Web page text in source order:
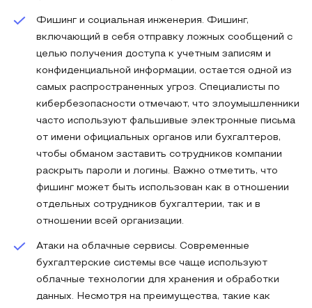
Фишинг и социальная инженерия. Фишинг,
включающий в себя отправку ложных сообщений с
целью получения доступа к учетным записям и
конфиденциальной информации, остается одной из
самых распространенных угроз. Специалисты по
кибербезопасности отмечают, что злоумышленники
часто используют фальшивые электронные письма
от имени официальных органов или бухгалтеров,
чтобы обманом заставить сотрудников компании
раскрыть пароли и логины. Важно отметить, что
фишинг может быть использован как в отношении
отдельных сотрудников бухгалтерии, так и в
отношении всей организации.
Атаки на облачные сервисы. Современные
бухгалтерские системы все чаще используют
облачные технологии для хранения и обработки
данных. Несмотря на преимущества, такие как